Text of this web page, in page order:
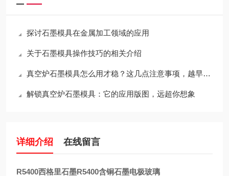
探讨石墨模具在金属加工领域的应用
关于石墨模具操作技巧的相关介绍
真空炉石墨模具怎么用才稳？这几点注意事项，越早知道越省心
解锁真空炉石墨模具：它的应用版图，远超你想象
详细介绍 在线留言
R5400西格里石墨R5400含铜石墨电极玻璃